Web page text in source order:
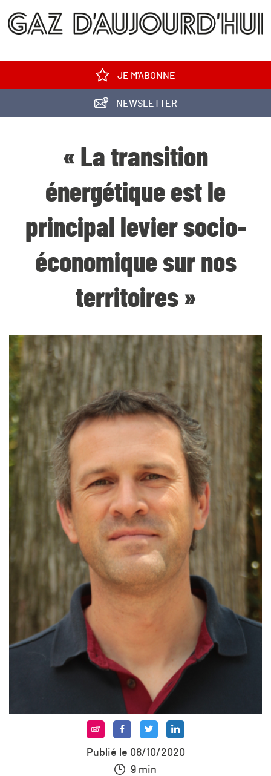
JE M'ABONNE
NEWSLETTER
« La transition
énergétique est le
principal levier socio-
économique sur nos
territoires »
Publié le 08/10/2020
9 min